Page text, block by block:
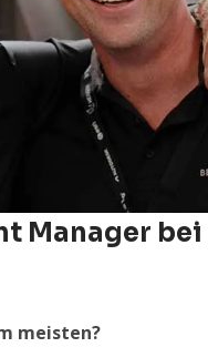
Manager bei
meisten?